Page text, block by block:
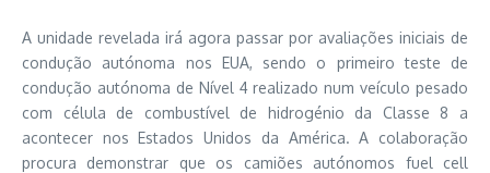
A unidade revelada irá agora passar por avaliações iniciais de
condução autónoma nos EUA, sendo o primeiro teste de
condução autónoma de Nível 4 realizado num veículo pesado
com célula de combustível de hidrogénio da Classe 8 a
acontecer nos Estados Unidos da América. A colaboração
procura demonstrar que os camiões autónomos fuel cell